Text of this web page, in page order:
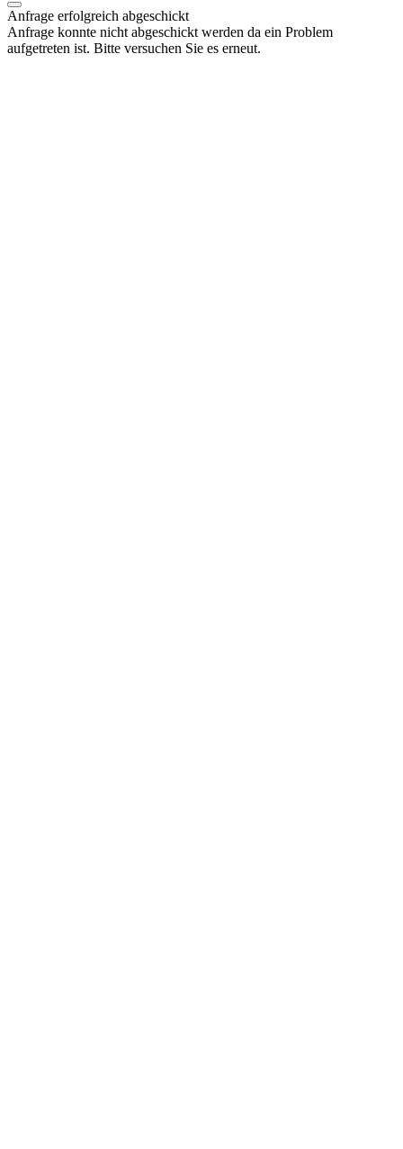
Anfrage erfolgreich abgeschickt
Anfrage konnte nicht abgeschickt werden da ein Problem
aufgetreten ist. Bitte versuchen Sie es erneut.